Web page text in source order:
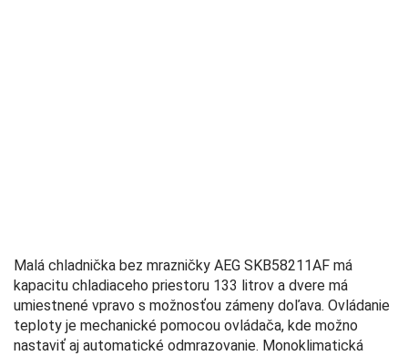
Malá chladnička bez mrazničky AEG SKB58211AF má
kapacitu chladiaceho priestoru 133 litrov a dvere má
umiestnené vpravo s možnosťou zámeny doľava. Ovládanie
teploty je mechanické pomocou ovládača, kde možno
nastaviť aj automatické odmrazovanie. Monoklimatická